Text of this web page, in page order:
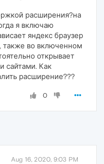
расширения?на
я включаю
яндекс браузер
также во включенном
открывает
сайтами. Как
расширение???
0
Aug 16, 2020, 9:03 PM